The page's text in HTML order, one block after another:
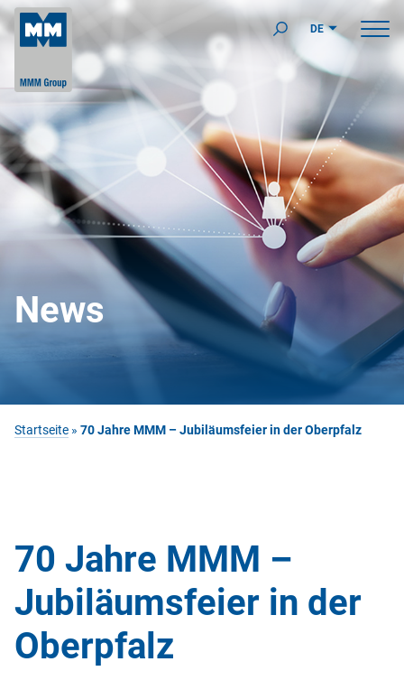
DE
News
Startseite » 70 Jahre MMM – Jubiläumsfeier in der Oberpfalz
70 Jahre MMM –
Jubiläumsfeier in der
Oberpfalz